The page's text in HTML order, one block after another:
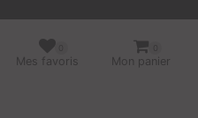
Mes favoris Mon panier